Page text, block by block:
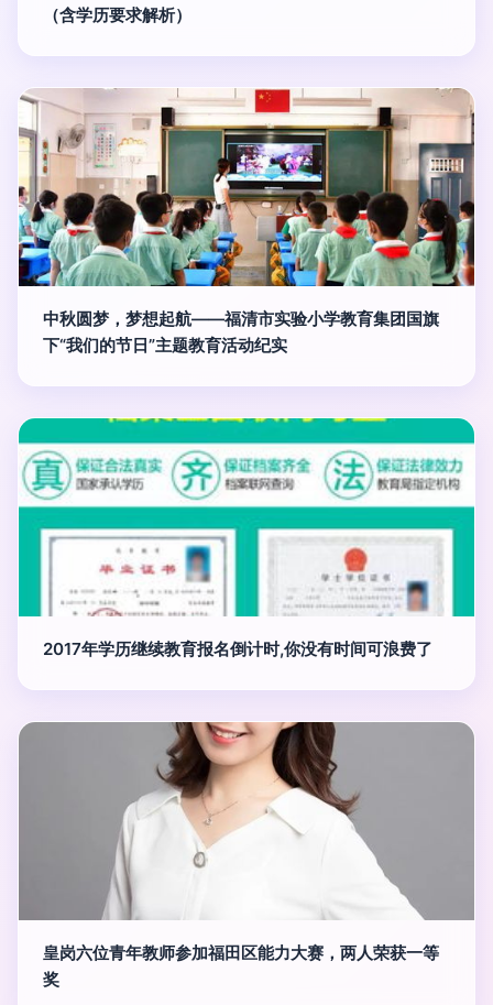
（含学历要求解析）
中秋圆梦，梦想起航——福清市实验小学教育集团国旗
下“我们的节日”主题教育活动纪实
2017年学历继续教育报名倒计时,你没有时间可浪费了
皇岗六位青年教师参加福田区能力大赛，两人荣获一等
奖